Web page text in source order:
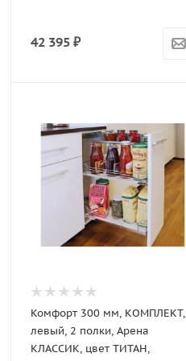
42 395 ₽
Комфорт 300 мм, КОМПЛЕКТ,
левый, 2 полки, Арена
КЛАССИК, цвет ТИТАН,